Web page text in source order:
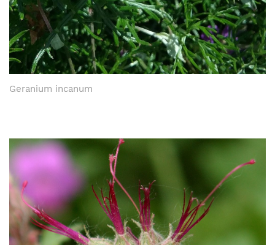
Geranium incanum